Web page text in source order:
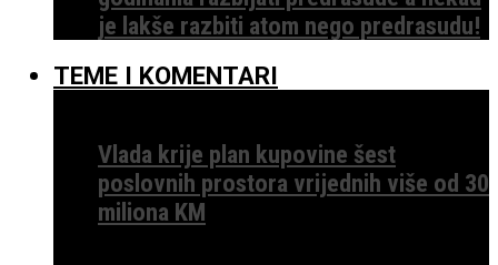
je lakše razbiti atom nego predrasudu!
TEME I KOMENTARI
Vlada krije plan kupovine šest
poslovnih prostora vrijednih više od 30
miliona KM